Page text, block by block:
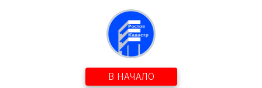
В НАЧАЛО